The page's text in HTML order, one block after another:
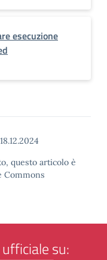
esecuzione
18.12.2024
questo articolo è
Commons
su: